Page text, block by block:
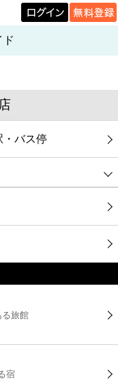
ド
・バス停
る旅館
宿